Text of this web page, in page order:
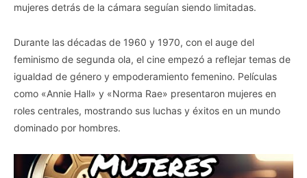
mujeres detrás de la cámara seguían siendo limitadas.
Durante las décadas de 1960 y 1970, con el auge del
feminismo de segunda ola, el cine empezó a reflejar temas de
igualdad de género y empoderamiento femenino. Películas
como «Annie Hall» y «Norma Rae» presentaron mujeres en
roles centrales, mostrando sus luchas y éxitos en un mundo
dominado por hombres.